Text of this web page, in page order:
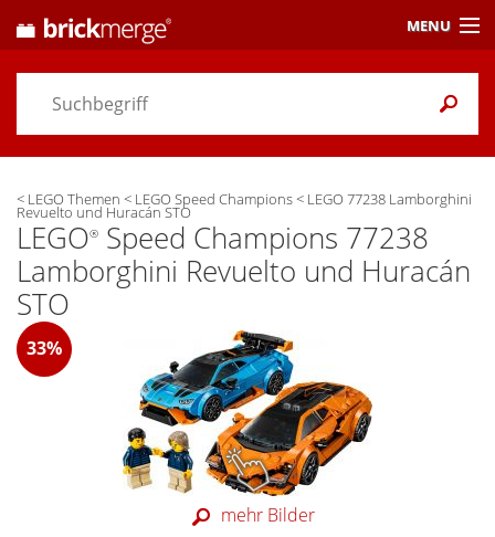
< LEGO Themen < LEGO Speed Champions< LEGO 77238 Lamborghini
Revuelto und Huracán STO
LEGO® Speed Champions 77238
Lamborghini Revuelto und Huracán
STO
33%
mehr Bilder
MENU
Preisvergleich
Themen/ Händler
Alarme& Wunschlisten
Einstellungen